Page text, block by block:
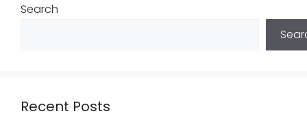
Search
Recent Posts